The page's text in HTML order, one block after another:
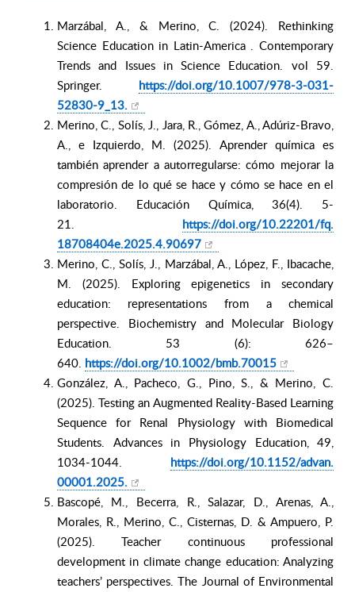
Marzábal, A., & Merino, C. (2024). Rethinking
Science Education in Latin-America . Contemporary
Trends and Issues in Science Education. vol 59.
Springer.
https://doi.org/10.1007/978-3-031-
52830-9_13.
Merino, C., Solís, J., Jara, R., Gómez, A., Adúriz-Bravo,
A., e Izquierdo, M. (2025). Aprender química es
también aprender a autorregularse: cómo mejorar la
compresión de lo qué se hace y cómo se hace en el
laboratorio.
Educación Química, 36(4). 5-
21.
https://doi.org/10.22201/fq.
18708404e.2025.4.90697
Merino, C., Solís, J., Marzábal, A., López, F., Ibacache,
M. (2025). Exploring epigenetics in secondary
education: representations from a chemical
perspective.
Biochemistry and Molecular Biology
Education.
53 (6): 626–
640. https://doi.org/10.1002/bmb.70015
González, A., Pacheco, G., Pino, S., & Merino, C.
(2025). Testing an Augmented Reality-Based Learning
Sequence for Renal Physiology with Biomedical
Students. Advances in Physiology Education, 49,
1034-1044.
https://doi.org/10.1152/advan.
00001.2025.
Bascopé, M., Becerra, R., Salazar, D., Arenas, A.,
Morales, R., Merino, C., Cisternas, D. & Ampuero, P.
(2025). Teacher continuous professional
development in climate change education: Analyzing
teachers’ perspectives. The Journal of Environmental